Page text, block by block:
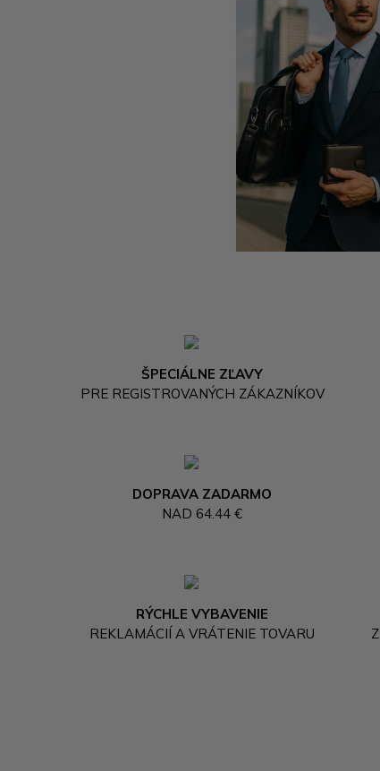
ŠPECIÁLNE ZĽAVY
PRE REGISTROVANÝCH ZÁKAZNÍKOV
DOPRAVA ZADARMO
NAD 64.44 €
RÝCHLE VYBAVENIE
REKLAMÁCIÍ A VRÁTENIE TOVARU